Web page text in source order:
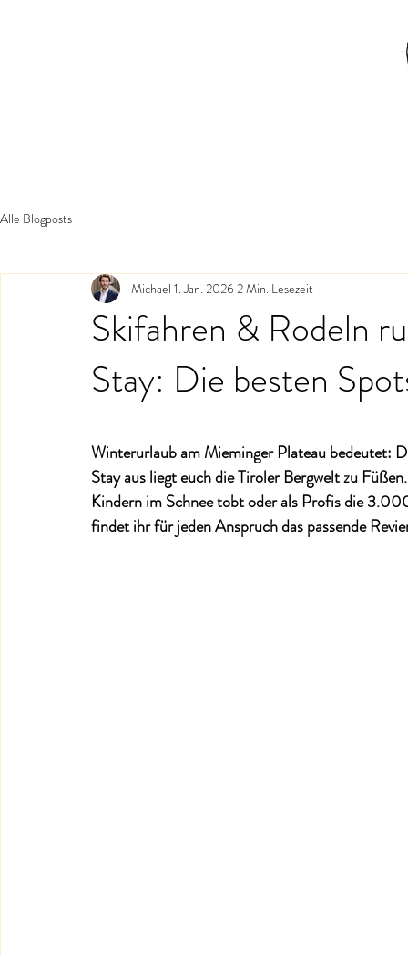
Alle Blogposts
Skifahren & Rodeln
Stay: Die besten
Michael 1. Jan. 20262 Min. Lesezeit
Winterurlaub am Mieminger Plateau bedeutet:
Stay aus liegt euch die Tiroler Bergwelt zu
Kindern im Schnee tobt oder als Profis die
findet ihr für jeden Anspruch das passende